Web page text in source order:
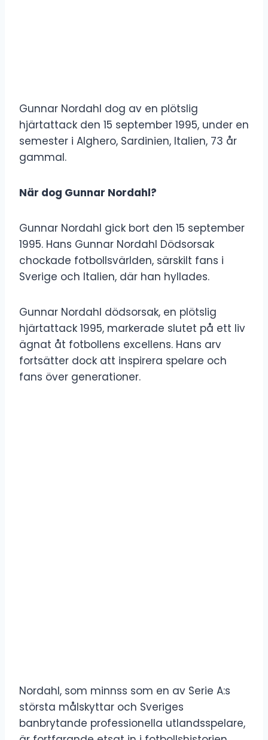
Gunnar Nordahl dog av en plötslig
hjärtattack den 15 september 1995, under en
semester i Alghero, Sardinien, Italien, 73 år
gammal.
När dog Gunnar Nordahl?
Gunnar Nordahl gick bort den 15 september
1995. Hans Gunnar Nordahl Dödsorsak
chockade fotbollsvärlden, särskilt fans i
Sverige och Italien, där han hyllades.
Gunnar Nordahl dödsorsak, en plötslig
hjärtattack 1995, markerade slutet på ett liv
ägnat åt fotbollens excellens. Hans arv
fortsätter dock att inspirera spelare och
fans över generationer.
Nordahl, som minnss som en av Serie A:s
största målskyttar och Sveriges
banbrytande professionella utlandsspelare,